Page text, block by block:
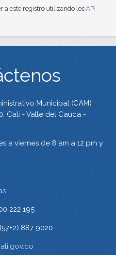
a este registro utilizando los API
Municipal (CAM)
Cali - Valle del Cauca -
a viernes de 8 am a 12 pm y
222 195
887 9020